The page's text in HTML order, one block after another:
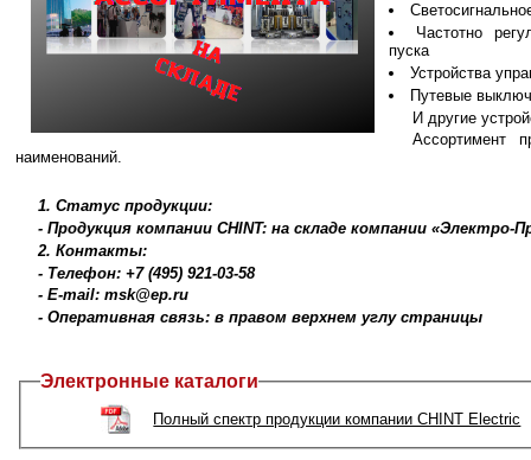
Частотно
пуска
Устройства
Путевые
И другие
Ассортимент
наименований.
1. Статус продукции:
- Продукция компании CHINT: на складе компании «Электро-
2. Контакты:
- Телефон: +7 (495) 921-03-58
- E-mail: msk@ep.ru
- Оперативная связь: в правом верхнем углу страницы
Электронные каталоги
Полный спектр продукции компании CHINT Electric